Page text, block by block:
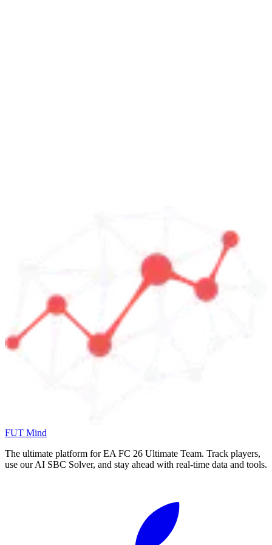
FUT Mind
The ultimate platform for EA FC 26 Ultimate Team. Track players,
use our AI SBC Solver, and stay ahead with real-time data and tools.